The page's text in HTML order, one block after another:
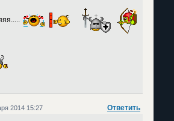
Ответить
2014 15:27